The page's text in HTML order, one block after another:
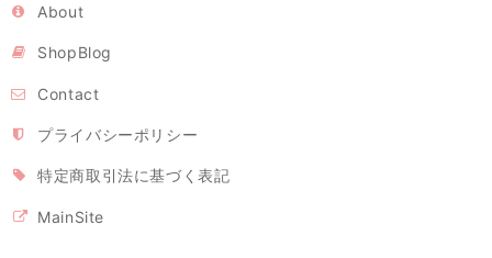
2020/04/26
About
ShopBlog
Contact
プライバシーポリシー
特定商取引法に基づく表記
MainSite